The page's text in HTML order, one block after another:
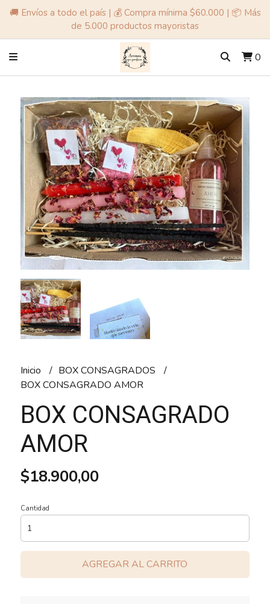
🚚 Envíos a todo el país | 💰 Compra mínima $60.000 | 📦 Más
de 5.000 productos mayoristas
0
Inicio
BOX CONSAGRADOS
BOX CONSAGRADO AMOR
BOX CONSAGRADO
AMOR
$18.900,00
Cantidad
AGREGAR AL CARRITO